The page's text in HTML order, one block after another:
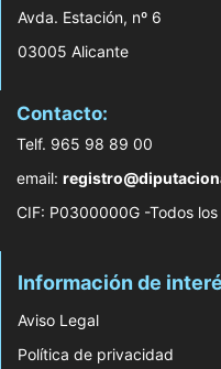
Avda. Estación, nº 6
03005 Alicante
Contacto:
Telf. 965 98 89 00
email:
CIF: P0300000G -Todos
Información de
Aviso Legal
Política de privacidad